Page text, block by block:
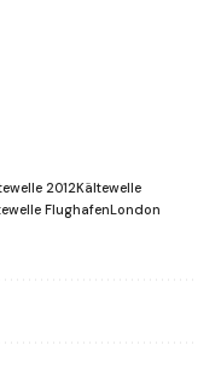
2012Kältewelle
FlughafenLondon